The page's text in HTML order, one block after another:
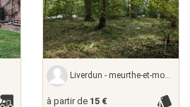
Liverdun - meurthe-et-moselle,
à partir de 15 €